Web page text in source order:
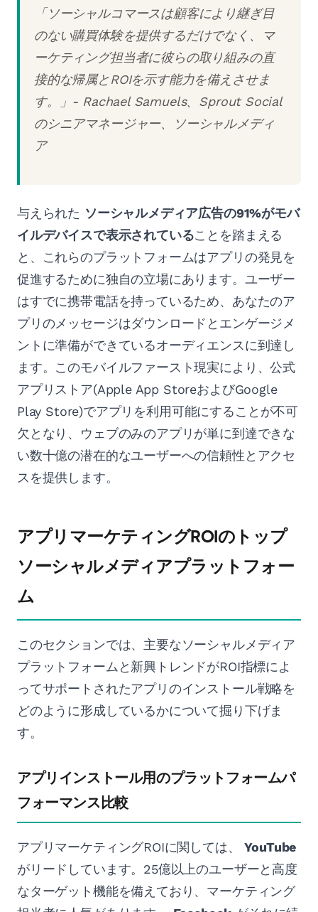
「ソーシャルコマースは顧客により継ぎ目
のない購買体験を提供するだけでなく、マ
ーケティング担当者に彼らの取り組みの直
接的な帰属とROIを示す能力を備えさせま
す。」- Rachael Samuels、Sprout Social
のシニアマネージャー、ソーシャルメディ
ア
与えられた ソーシャルメディア広告の91%がモバ
イルデバイスで表示されていることを踏まえる
と、これらのプラットフォームはアプリの発見を
促進するために独自の立場にあります。ユーザー
はすでに携帯電話を持っているため、あなたのア
プリのメッセージはダウンロードとエンゲージメ
ントに準備ができているオーディエンスに到達し
ます。このモバイルファースト現実により、公式
アプリストア(Apple App StoreおよびGoogle
Play Store)でアプリを利用可能にすることが不可
欠となり、ウェブのみのアプリが単に到達できな
い数十億の潜在的なユーザーへの信頼性とアクセ
スを提供します。
アプリマーケティングROIのトップ
ソーシャルメディアプラットフォー
ム
このセクションでは、主要なソーシャルメディア
プラットフォームと新興トレンドがROI指標によ
ってサポートされたアプリのインストール戦略を
どのように形成しているかについて掘り下げま
す。
アプリインストール用のプラットフォームパ
フォーマンス比較
アプリマーケティングROIに関しては、YouTube
がリードしています。25億以上のユーザーと高度
なターゲット機能を備えており、マーケティング